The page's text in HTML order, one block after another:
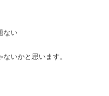
ない
いかと思います。